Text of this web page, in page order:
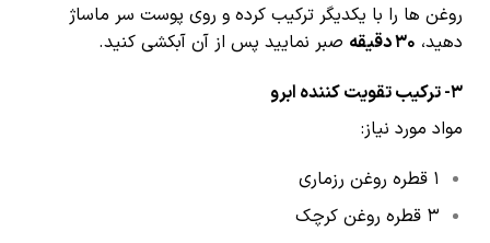
روغن ها را با یکدیگر ترکیب کرده و روی پوست سر ماساژ
دهید، ۳۰ دقیقه
صبر نمایید پس از آن آبکشی کنید.
3- ترکیب تقویت کننده ابرو
مواد مورد نیاز:
۱ قطره روغن رزماری
۳ قطره روغن کرچک